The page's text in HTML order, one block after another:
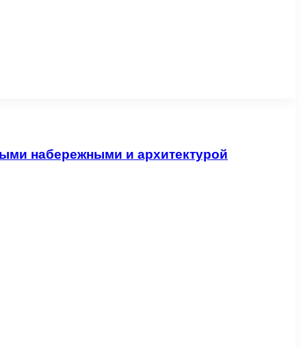
набережными и архитектурой